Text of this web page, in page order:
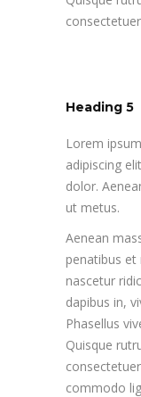
Heading 5
Lorem
adipiscing
dolor.
ut metus.
Aenean
penatibus
nascetur
dapibus in,
Phasellus
Quisque
commodo